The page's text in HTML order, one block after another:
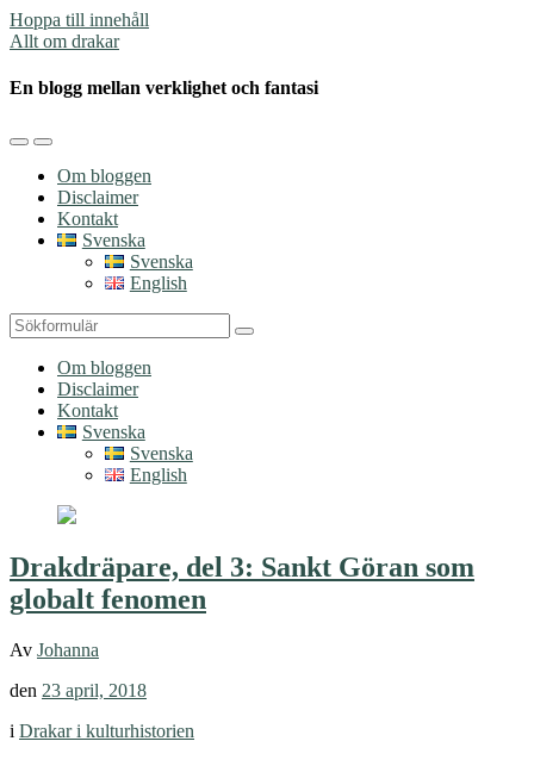
Hoppa till innehåll
Allt om drakar
En blogg mellan verklighet och fantasi
Slå
mobilmenyn
Slå
på/av
sökfältet
Om bloggen
Disclaimer
Kontakt
Svenska
Svenska
English
Sök
Om bloggen
Disclaimer
Kontakt
Svenska
Svenska
English
Drakdräpare, del 3: Sankt Göran som
globalt fenomen
Av Johanna
den 23 april, 2018
i Drakar i kulturhistorien